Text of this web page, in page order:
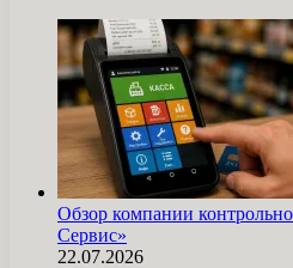
Обзор компании
Сервис»
22.07.2026